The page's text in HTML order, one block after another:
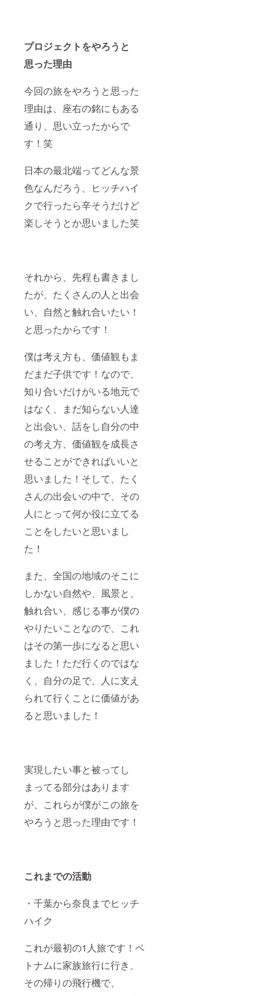
プロジェクトをやろうと
思った理由
今回の旅をやろうと思った
理由は、座右の銘にもある
通り、思い立ったからで
す！笑
日本の最北端ってどんな景
色なんだろう、ヒッチハイ
クで行ったら辛そうだけど
楽しそうとか思いました笑
それから、先程も書きまし
たが、たくさんの人と出会
い、自然と触れ合いたい！
と思ったからです！
僕は考え方も、価値観もま
だまだ子供です！なので、
知り合いだけがいる地元で
はなく、まだ知らない人達
と出会い、話をし自分の中
の考え方、価値観を成長さ
せることができればいいと
思いました！そして、たく
さんの出会いの中で、その
人にとって何か役に立てる
ことをしたいと思いまし
た！
また、全国の地域のそこに
しかない自然や、風景と、
触れ合い、感じる事が僕の
やりたいことなので、これ
はその第一歩になると思い
ました！ただ行くのではな
く、自分の足で、人に支え
られて行くことに価値があ
ると思いました！
実現したい事と被ってし
まってる部分はあります
が、これらが僕がこの旅を
やろうと思った理由です！
これまでの活動
・千葉から奈良までヒッチ
ハイク
これが最初の1人旅です！ベ
トナムに家族旅行に行き、
その帰りの飛行機で、